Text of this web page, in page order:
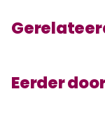
Eerder